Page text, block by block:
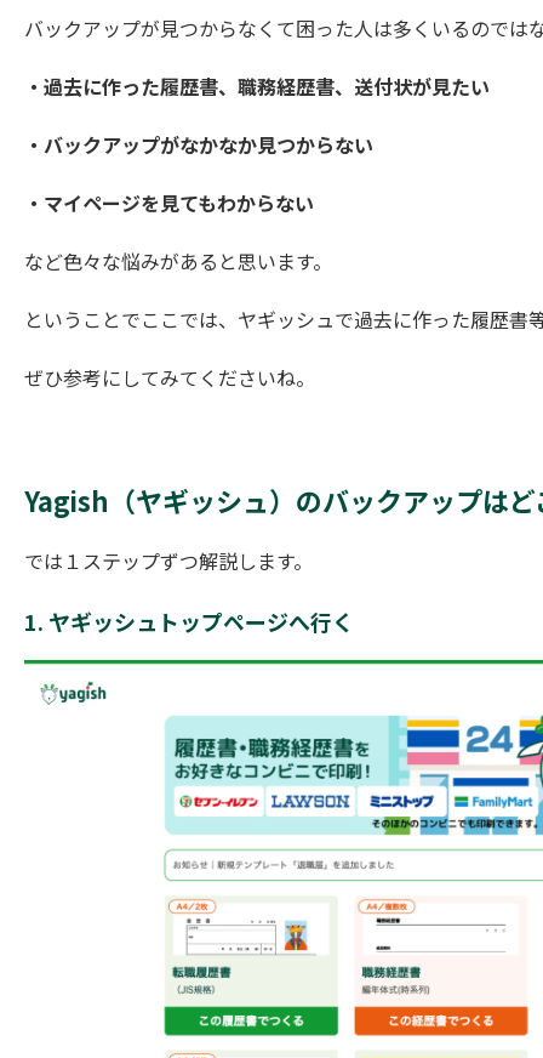
バックアップが見つからなくて困った人は多くいるのでは
・過去に作った履歴書、職務経歴書、送付状が見たい
・バックアップがなかなか見つからない
・マイページを見てもわからない
など色々な悩みがあると思います。
ということでここでは、ヤギッシュで過去に作った履歴
ぜひ参考にしてみてくださいね。
Yagish（ヤギッシュ）のバックアップは
では１ステップずつ解説します。
1. ヤギッシュトップページへ行く